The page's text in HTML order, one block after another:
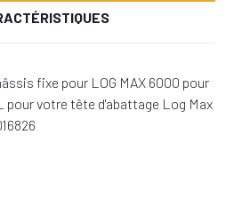
fixe pour LOG MAX 6000 pour
pour votre tête d'abattage Log Max